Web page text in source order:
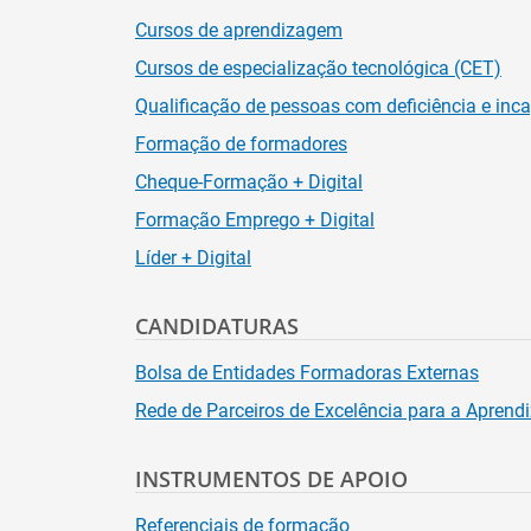
Cursos de aprendizagem
Cursos de especialização tecnológica (CET)
Qualificação de pessoas com deficiência e
Formação de formadores
Cheque-Formação + Digital
Formação Emprego + Digital
Líder + Digital
CANDIDATURAS
Bolsa de Entidades Formadoras Externas
Rede de Parceiros de Excelência para a
INSTRUMENTOS DE APOIO
Referenciais de formação